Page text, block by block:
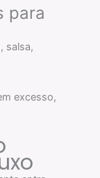
para
salsa,
excesso,